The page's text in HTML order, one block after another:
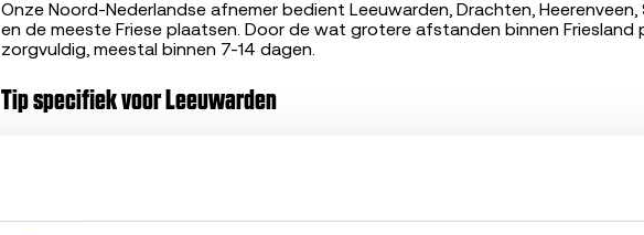
Onze Noord-Nederlandse afnemer bedient Leeuwarden, Drachten, Heerenveen,
en de meeste Friese plaatsen. Door de wat grotere afstanden binnen Friesland
zorgvuldig, meestal binnen 7-14 dagen.
Tip specifiek voor Leeuwarden
doorgaans een bod in de basisrange (€ 75 - € 175), maar voor auto's met lage
regiogericht, meerdere auto's op één route waar mogelijk.